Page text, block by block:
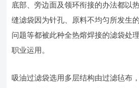
底部、旁边面及领环衔接的办法都以
缝滤袋因为针孔、原料不均匀所发生
问题等都被此种全热熔焊接的滤袋处
职业运用。
吸油过滤袋选用多层结构由过滤毡布